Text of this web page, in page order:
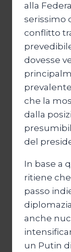
alla
serissimo
conflitto
dovesse
che la
dalla
del
In base a
ritiene
passo
anche
un Putin